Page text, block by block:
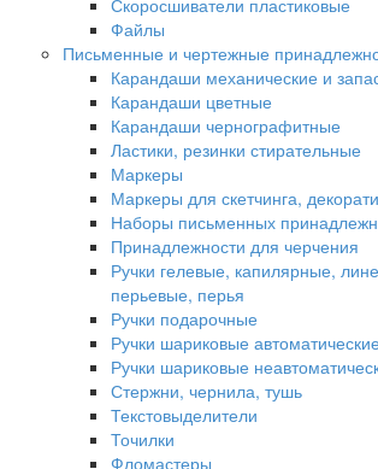
Скоросшиватели пластиковые
Файлы
Письменные и чертежные
Карандаши механические и
Карандаши цветные
Карандаши чернографитные
Ластики, резинки стирательные
Маркеры
Маркеры для скетчинга,
Наборы письменных
Принадлежности для черчения
Ручки гелевые, капилярные,
перьевые, перья
Ручки подарочные
Ручки шариковые автоматические
Ручки шариковые
Стержни, чернила, тушь
Текстовыделители
Точилки
Фломастеры